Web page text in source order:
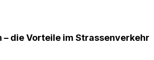
– die Vorteile im Strassenverkehr